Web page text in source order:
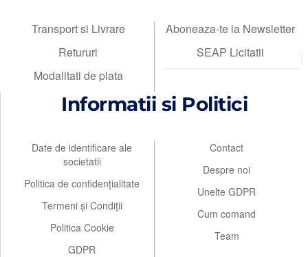
Transport si Livrare
Retururi
Modalitati de plata
Aboneaza-te la Newsletter
SEAP Licitatii
Informatii si Politici
Date de identificare ale
societatii
Politica de confidențialitate
Termeni și Condiții
Politica Cookie
GDPR
Contact
Despre noi
Unelte GDPR
Cum comand
Team